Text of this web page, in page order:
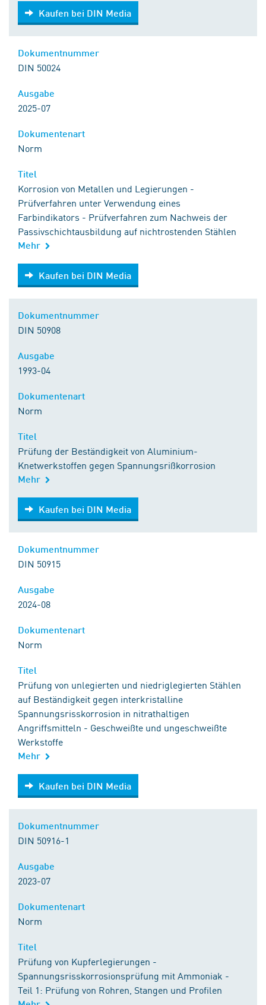
Kaufen bei DIN Media
Kaufen bei DIN Media
DIN 50024
2025-07
Norm
Korrosion von Metallen und Legierungen -
Prüfverfahren unter Verwendung eines
Farbindikators - Prüfverfahren zum Nachweis der
Passivschichtausbildung auf nichtrostenden Stählen
Mehr
Kaufen bei DIN Media
Kaufen bei DIN Media
DIN 50908
1993-04
Norm
Prüfung der Beständigkeit von Aluminium-
Knetwerkstoffen gegen Spannungsrißkorrosion
Mehr
Kaufen bei DIN Media
Kaufen bei DIN Media
DIN 50915
2024-08
Norm
Prüfung von unlegierten und niedriglegierten Stählen
auf Beständigkeit gegen interkristalline
Spannungsrisskorrosion in nitrathaltigen
Angriffsmitteln - Geschweißte und ungeschweißte
Werkstoffe
Mehr
Kaufen bei DIN Media
Kaufen bei DIN Media
DIN 50916-1
2023-07
Norm
Prüfung von Kupferlegierungen -
Spannungsrisskorrosionsprüfung mit Ammoniak -
Teil 1: Prüfung von Rohren, Stangen und Profilen